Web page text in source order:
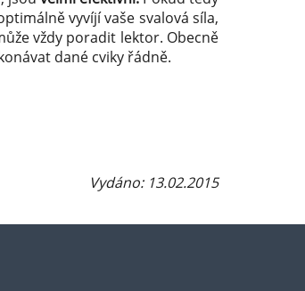
vyvíjí vaše svalová síla,
vždy poradit lektor. Obecně
dané cviky řádně.
Vydáno: 13.02.2015